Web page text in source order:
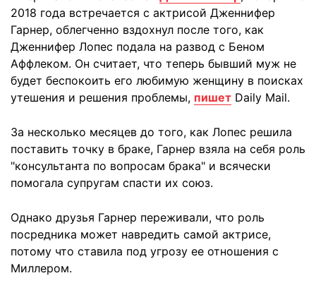
2018 года встречается с актрисой Дженнифер
Гарнер, облегченно вздохнул после того, как
Дженнифер Лопес подала на развод с Беном
Аффлеком. Он считает, что теперь бывший муж не
будет беспокоить его любимую женщину в поисках
утешения и решения проблемы, пишет Daily Mail.
За несколько месяцев до того, как Лопес решила
поставить точку в браке, Гарнер взяла на себя роль
"консультанта по вопросам брака" и всячески
помогала супругам спасти их союз.
Однако друзья Гарнер переживали, что роль
посредника может навредить самой актрисе,
потому что ставила под угрозу ее отношения с
Миллером.